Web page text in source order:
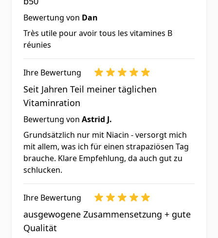
Verzehrempfehlung:
nehmen als
(eine) Kapsel mit Wasser zu einer
Mahlzeit ein.
Nahrungsergänzungsmittel sollten
nicht als Ersatz für eine ausgewogene
und abwechslungsreiche Ernährung
sowie eine gesunde Lebensweise
verwendet werden. Die empfohlene
Tagesdosis sollte nicht überschritten
Kühl und trocken lagern. Nach
Gebrauch fest verschließen. Außerhalb
der Reichweite von kleinen Kindern
Bewertung von Dan
Très utile pour avoir tous les vitamines B
réunies
Ihre Bewertung
Seit Jahren Teil meiner täglichen
Vitaminration
Bewertung von Astrid J.
Grundsätzlich nur mit Niacin - versorgt mich
mit allem, was ich für einen strapaziösen Tag
brauche. Klare Empfehlung, da auch gut zu
schlucken.
Ihre Bewertung
ausgewogene Zusammensetzung + gute
Qualität